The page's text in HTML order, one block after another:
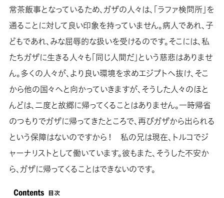
常茶飯事となっているため、ガザの人々は、「ラファ検問所」を
通ることに対して良い印象を持っていません。病人であれ、子
どもであれ、みな屈辱的な扱いを受けるのです。そこには、私
たちガザに生きる人々も「同じ人間だ」という慈悲はありませ
ん。多くの人々が、より良い環境を求めエジプトへ抜け、そこ
から他の国々へと向かっていきますが、そうした人々のほと
んどは、二度と故郷に帰ってくることはありません。一時帰省
のつもりでガザに帰ってきたところで、再びガザから出られる
という保障はないのですから！ 私の兄は現在、トルコでジ
ャーナリストとして働いています。彼もまた、そうした不安か
ら、ガザに帰ってくることはできないのです。